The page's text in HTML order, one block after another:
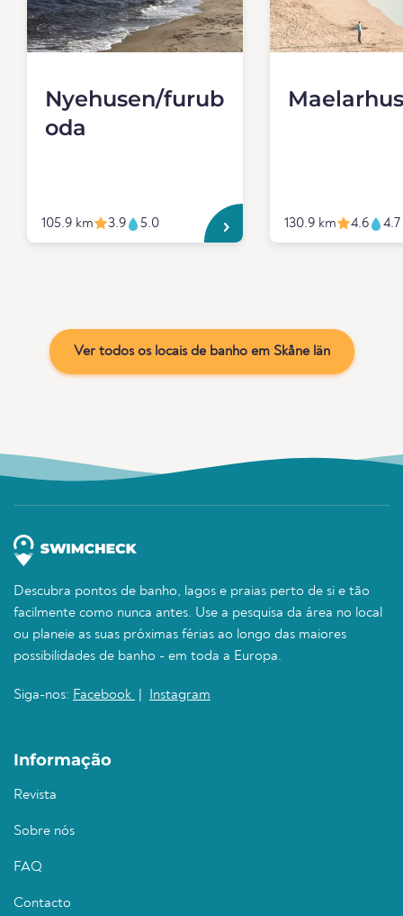
Nyehusen/furub
oda
105.9 km 3.9 5.0 130.9 km 4.6 4.7
Ver todos os locais de banho em Skåne län
Descubra pontos de banho, lagos e praias perto de si e tão
facilmente como nunca antes. Use a pesquisa da área no local
ou planeie as suas próximas férias ao longo das maiores
possibilidades de banho - em toda a Europa.
Siga-nos: Facebook Instagram
Informação
Revista
Sobre nós
FAQ
Contacto